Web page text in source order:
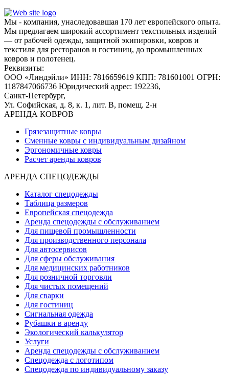
Мы - компания, унаследовавшая 170 лет европейского опыта.
Мы предлагаем широкий ассортимент текстильных изделий
— от рабочей одежды, защитной экипировки, ковров и
текстиля для ресторанов и гостиниц, до промышленных
ковров и полотенец.
Реквизиты:
ООО «Линдэйли» ИНН: 7816659619 КПП: 781601001 ОГРН:
1187847066736 Юридический адрес: 192236,
Санкт-Петербург,
Ул. Софийская, д. 8, к. 1, лит. В, помещ. 2-н
АРЕНДА КОВРОВ
Грязезащитные ковры
Сменные ковры с индивидуальным дизайном
Эргономичные ковры
Расчет аренды ковров
АРЕНДА СПЕЦОДЕЖДЫ
Каталог спецодежды
Таблица размеров
Европейская спецодежда
Аренда спецодежды с обслуживанием
Для пищевой промышленности
Для производственного персонала
Для автосервисов
Для сферы обслуживания
Для медицинских работников
Для розничной торговли
Для чистых помещений
Для сварки
Для гостиниц
Сигнальная одежда
Рубашки в аренду
Экологический калькулятор
Услуги
Аренда спецодежды с обслуживанием
Спецодежда с логотипом
Спецодежда по индивидуальному заказу